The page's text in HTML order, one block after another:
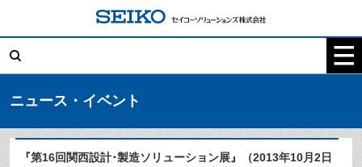
索:
ニュース・イベント
『第16回関西設計･製造ソリューション展』（2013年10月2日